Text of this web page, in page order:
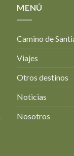
MENÚ
Camino de
Viajes
Otros destinos
Noticias
Nosotros